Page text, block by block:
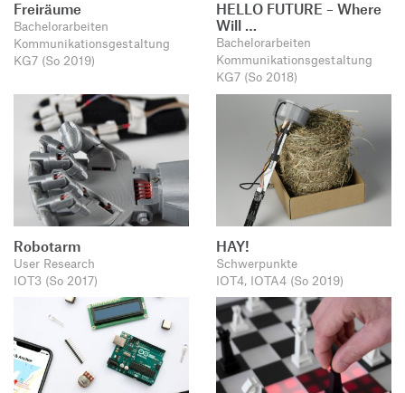
Freiräume
Bachelorarbeiten
Kommunikationsgestaltung
KG7 (So 2019)
HELLO FUTURE – Where
Will …
Bachelorarbeiten
Kommunikationsgestaltung
KG7 (So 2018)
Robotarm
User Research
IOT3 (So 2017)
HAY!
Schwerpunkte
IOT4, IOTA4 (So 2019)